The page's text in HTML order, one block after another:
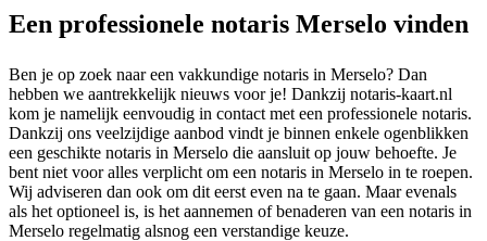
Een professionele notaris Merselo vinden
Ben je op zoek naar een vakkundige notaris in Merselo? Dan
hebben we aantrekkelijk nieuws voor je! Dankzij notaris-kaart.nl
kom je namelijk eenvoudig in contact met een professionele notaris.
Dankzij ons veelzijdige aanbod vindt je binnen enkele ogenblikken
een geschikte notaris in Merselo die aansluit op jouw behoefte. Je
bent niet voor alles verplicht om een notaris in Merselo in te roepen.
Wij adviseren dan ook om dit eerst even na te gaan. Maar evenals
als het optioneel is, is het aannemen of benaderen van een notaris in
Merselo regelmatig alsnog een verstandige keuze.